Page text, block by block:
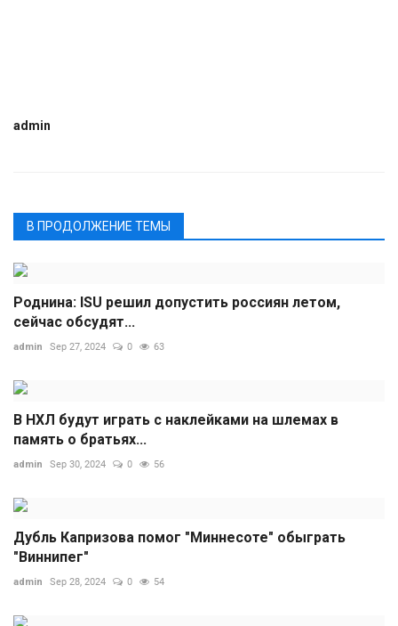
admin
В ПРОДОЛЖЕНИЕ ТЕМЫ
Роднина: ISU решил допустить россиян летом,
сейчас обсудят...
admin Sep 27, 2024 0 63
В НХЛ будут играть с наклейками на шлемах в
память о братьях...
admin Sep 30, 2024 0 56
Дубль Капризова помог "Миннесоте" обыграть
"Виннипег"
admin Sep 28, 2024 0 54